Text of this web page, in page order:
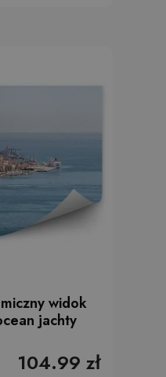
widok
jachty
104.99 zł